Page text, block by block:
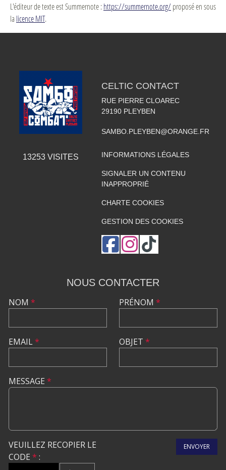
L'éditeur de texte est Summernote :https://summernote.org/proposé en sous
la licence MIT.
13253VISITES
CELTIC CONTACT
RUE PIERRE CLOAREC
29190 PLEYBEN
SAMBO.PLEYBEN@ORANGE.FR
INFORMATIONS LÉGALES
SIGNALER UN CONTENU
INAPPROPRIÉ
CHARTE COOKIES
GESTION DES COOKIES
NOUS CONTACTER
NOM *
EMAIL*
PRÉNOM *
OBJET *
MESSAGE *
VEUILLEZ RECOPIER LE
CODE * :
ENVOYER